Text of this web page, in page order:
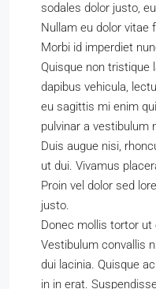
sodales dolor justo,
Nullam eu dolor vitae
Morbi id imperdiet
Quisque non tristique
dapibus vehicula,
eu sagittis mi enim
pulvinar a vestibulum
Duis augue nisi,
ut dui. Vivamus
Proin vel dolor sed
justo.
Donec mollis tortor
Vestibulum convallis
dui lacinia. Quisque
in in erat.